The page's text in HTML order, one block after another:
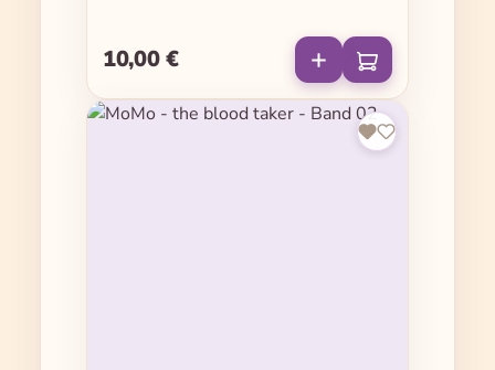
Regulärer Preis:
10,00 €